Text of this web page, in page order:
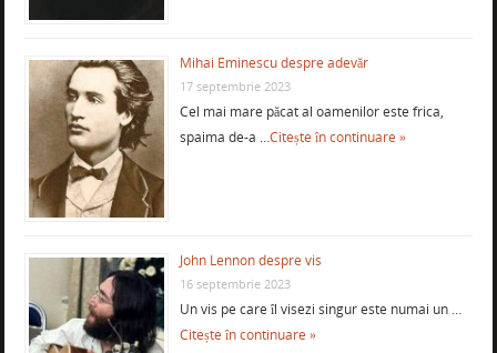
Mihai Eminescu despre adevăr
17 septembrie 2023
Cel mai mare păcat al oamenilor este frica,
spaima de-a …Citește în continuare »
John Lennon despre vis
16 septembrie 2023
Un vis pe care îl visezi singur este numai un …
Citește în continuare »